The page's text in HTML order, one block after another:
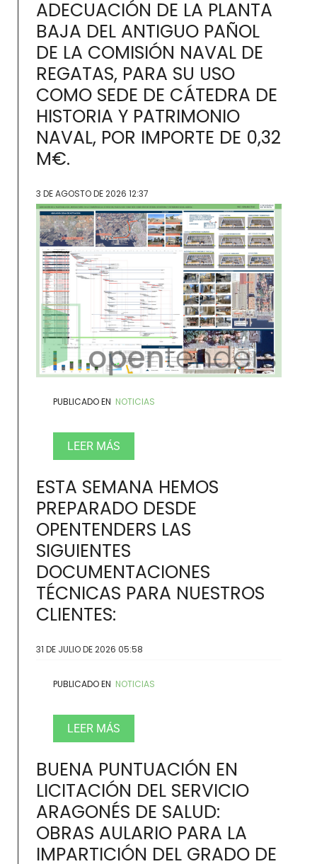
ADECUACIÓN DE LA PLANTA
BAJA DEL ANTIGUO PAÑOL
DE LA COMISIÓN NAVAL DE
REGATAS, PARA SU USO
COMO SEDE DE CÁTEDRA DE
HISTORIA Y PATRIMONIO
NAVAL, POR IMPORTE DE 0,32
M€.
3 DE AGOSTO DE 2026 12:37
PUBLICADO EN NOTICIAS
LEER MÁS
ESTA SEMANA HEMOS
PREPARADO DESDE
OPENTENDERS LAS
SIGUIENTES
DOCUMENTACIONES
TÉCNICAS PARA NUESTROS
CLIENTES:
31 DE JULIO DE 2026 05:58
PUBLICADO EN NOTICIAS
LEER MÁS
BUENA PUNTUACIÓN EN
LICITACIÓN DEL SERVICIO
ARAGONÉS DE SALUD:
OBRAS AULARIO PARA LA
IMPARTICIÓN DEL GRADO DE